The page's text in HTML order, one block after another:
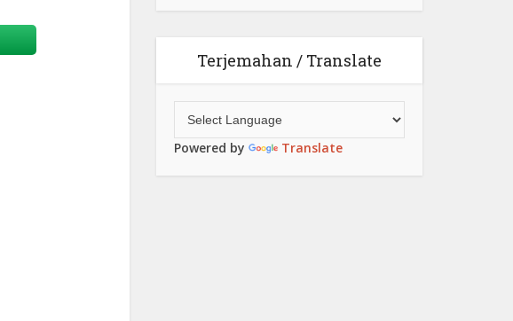
Terjemahan / Translate
Powered by Translate